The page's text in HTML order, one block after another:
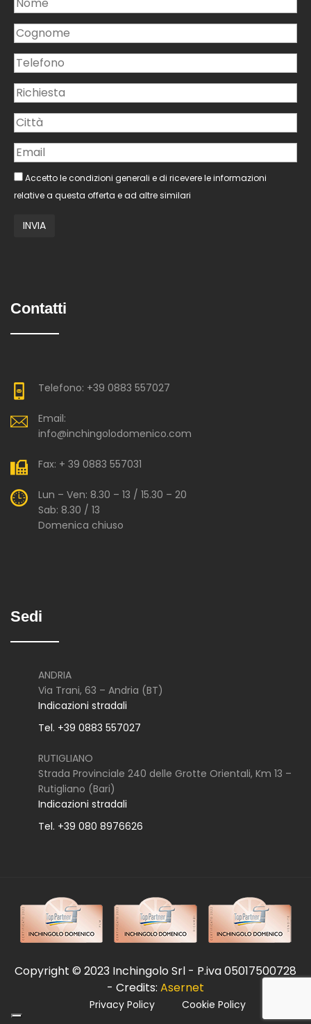
Accetto le condizioni generali e di ricevere le informazioni
relative a questa offerta e ad altre similari
Contatti
Telefono: +39 0883 557027
Email:
info@inchingolodomenico.com
Fax: + 39 0883 557031
Lun – Ven: 8.30 – 13 / 15.30 – 20
Sab: 8.30 / 13
Domenica chiuso
Sedi
ANDRIA
Via Trani, 63 – Andria (BT)
Indicazioni stradali
Tel. +39 0883 557027
RUTIGLIANO
Strada Provinciale 240 delle Grotte Orientali, Km 13 –
Rutigliano (Bari)
Indicazioni stradali
Tel. +39 080 8976626
Copyright © 2023 Inchingolo Srl - P.iva 05017500728
- Credits: Asernet
Privacy Policy Cookie Policy